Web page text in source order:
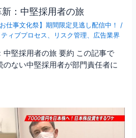
：中堅採用者の旅
お仕事文化祭】期間限定見逃し配信中！
/
ィブプロセス リスク管理 広告業界
中堅採用者の旅 要約 この記事で
のない中堅採用者が部門責任者に